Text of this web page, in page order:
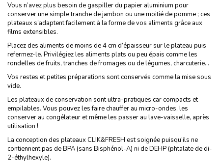
Vous n’avez plus besoin de gaspiller du papier aluminium pour
conserver une simple tranche de jambon ou une moitié de pomme ; ces
plateaux s’adaptent facilement à la forme de vos aliments grâce aux
films extensibles.
Placez des aliments de moins de 4 cm d’épaisseur sur le plateau puis
refermez-le. Privilégiez les aliments plats ou peu épais comme les
rondelles de fruits, tranches de fromages ou de légumes, charcuterie…
Vos restes et petites préparations sont conservés comme la mise sous
vide.
Les plateaux de conservation sont ultra-pratiques car compacts et
empilables. Vous pouvez les faire chauffer au micro-ondes, les
conserver au congélateur et même les passer au lave-vaisselle, après
utilisation !
La conception des plateaux CLIK&FRESH est soignée puisqu’ils ne
contiennent pas de BPA (sans Bisphénol-A) ni de DEHP (phtalate de di-
2-éthylhexyle).